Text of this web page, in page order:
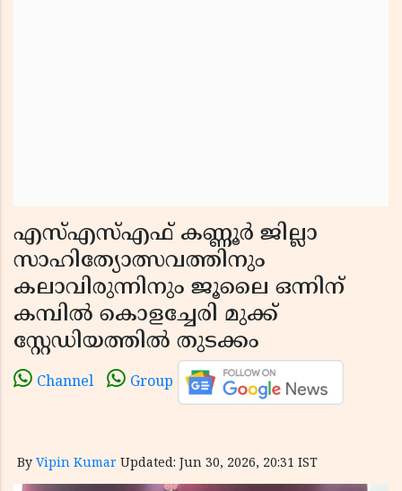
എസ്എസ്എഫ് കണ്ണൂർ ജില്ലാ
സാഹിത്യോത്സവത്തിനും
കലാവിരുന്നിനും ജൂലൈ ഒന്നിന്
കമ്പിൽ കൊളച്ചേരി മുക്ക്
സ്റ്റേഡിയത്തിൽ തുടക്കം
Channel Group
By Vipin Kumar Updated: Jun 30, 2026, 20:31 IST